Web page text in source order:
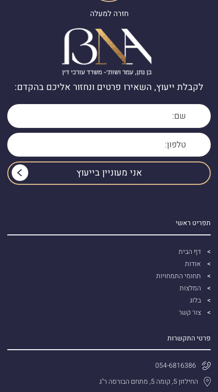
חזרה למעלה
לקבלת ייעוץ, השאירו פרטים ונחזור אליכם בהקדם:
תפריט ראשי
דף הבית
אודות
תחומי התמחויות
המלצות
בלוג
צור קשר
פרטי התקשרות
054-6816386
החילזון 5, קומה 5, מתחם הבורסה ר''ג